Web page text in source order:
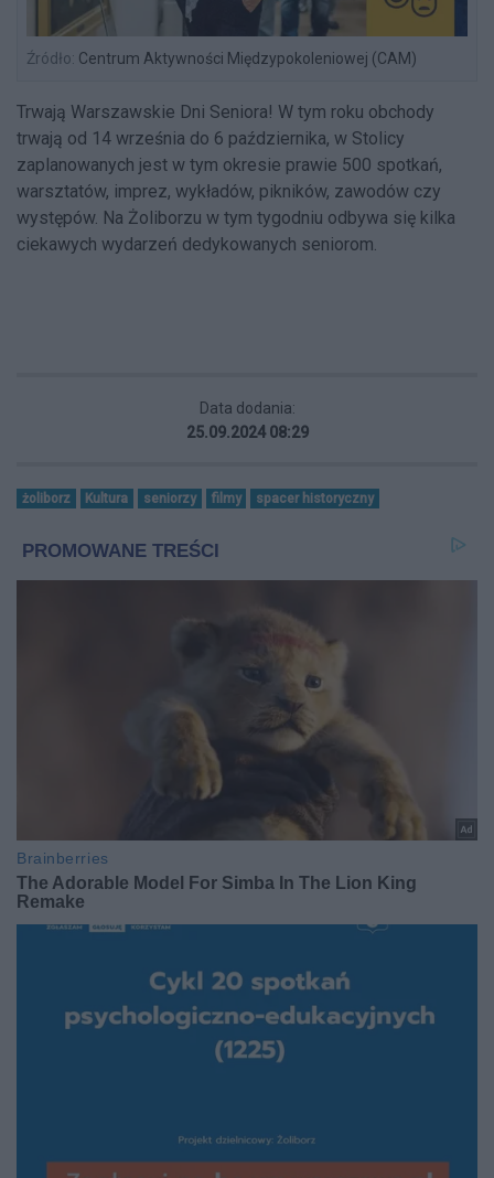
Źródło: Centrum Aktywności Międzypokoleniowej (CAM)
Trwają Warszawskie Dni Seniora! W tym roku obchody
trwają od 14 września do 6 października, w Stolicy
zaplanowanych jest w tym okresie prawie 500 spotkań,
warsztatów, imprez, wykładów, pikników, zawodów czy
występów. Na Żoliborzu w tym tygodniu odbywa się kilka
ciekawych wydarzeń dedykowanych seniorom.
Data dodania:
25.09.2024 08:29
żoliborz Kultura seniorzy filmy spacer historyczny